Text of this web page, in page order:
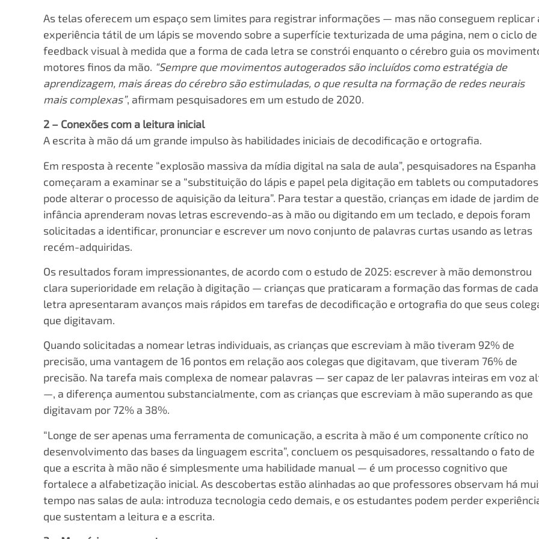
As telas oferecem um espaço sem limites para registrar informações — mas não conseguem replicar
experiência tátil de um lápis se movendo sobre a superfície texturizada de uma página, nem o ciclo de
feedback visual à medida que a forma de cada letra se constrói enquanto o cérebro guia os
motores finos da mão. “Sempre que movimentos autogerados são incluídos como estratégia de
aprendizagem, mais áreas do cérebro são estimuladas, o que resulta na formação de redes neurais
mais complexas”, afirmam pesquisadores em um estudo de 2020.
2 – Conexões com a leitura inicial
A escrita à mão dá um grande impulso às habilidades iniciais de decodificação e ortografia.
Em resposta à recente “explosão massiva da mídia digital na sala de aula”, pesquisadores na Espanha
começaram a examinar se a “substituição do lápis e papel pela digitação em tablets ou computadores
pode alterar o processo de aquisição da leitura”. Para testar a questão, crianças em idade de jardim de
infância aprenderam novas letras escrevendo-as à mão ou digitando em um teclado, e depois foram
solicitadas a identificar, pronunciar e escrever um novo conjunto de palavras curtas usando as letras
recém-adquiridas.
Os resultados foram impressionantes, de acordo com o estudo de 2025: escrever à mão demonstrou
clara superioridade em relação à digitação — crianças que praticaram a formação das formas de cada
letra apresentaram avanços mais rápidos em tarefas de decodificação e ortografia do que seus
que digitavam.
Quando solicitadas a nomear letras individuais, as crianças que escreviam à mão tiveram 92% de
precisão, uma vantagem de 16 pontos em relação aos colegas que digitavam, que tiveram 76% de
precisão. Na tarefa mais complexa de nomear palavras — ser capaz de ler palavras inteiras em voz
—, a diferença aumentou substancialmente, com as crianças que escreviam à mão superando as que
digitavam por 72% a 38%.
“Longe de ser apenas uma ferramenta de comunicação, a escrita à mão é um componente crítico no
desenvolvimento das bases da linguagem escrita”, concluem os pesquisadores, ressaltando o fato de
que a escrita à mão não é simplesmente uma habilidade manual — é um processo cognitivo que
fortalece a alfabetização inicial. As descobertas estão alinhadas ao que professores observam há
tempo nas salas de aula: introduza tecnologia cedo demais, e os estudantes podem perder
que sustentam a leitura e a escrita.